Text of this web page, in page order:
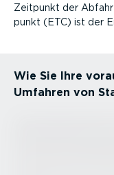
Zeitpunkt der
punkt (ETC) ist der
Wie Sie Ihre
Umfahren von